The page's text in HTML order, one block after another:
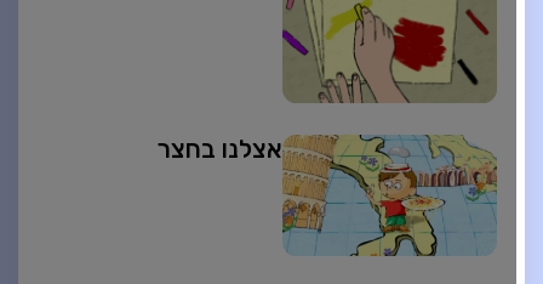
אצלנו בחצר